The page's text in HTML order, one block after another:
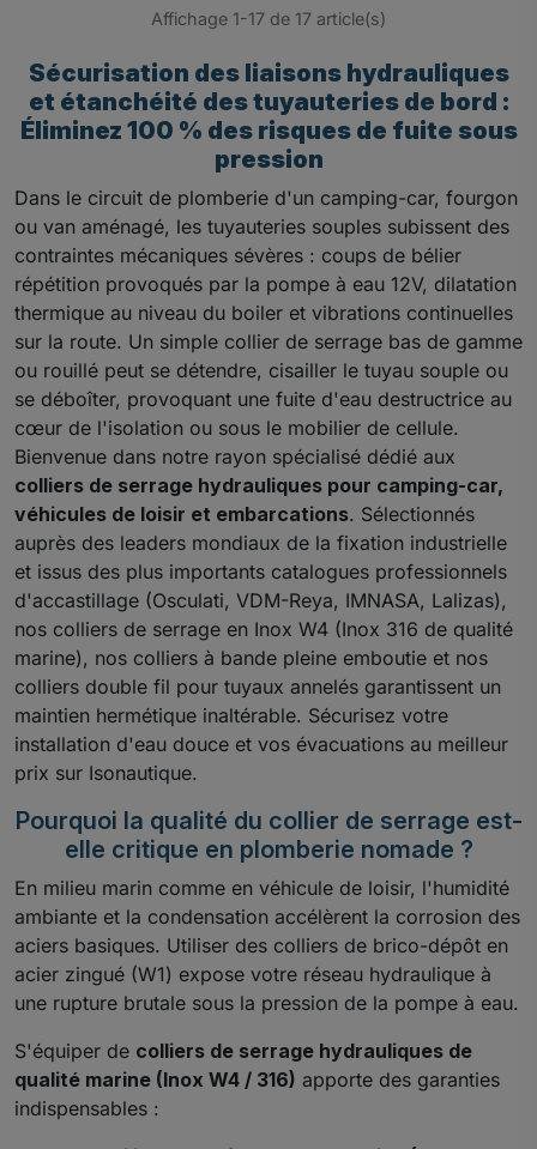
Affichage 1-17 de 17 article(s)
Sécurisation des liaisons hydrauliques
et étanchéité des tuyauteries de bord :
Éliminez 100 % des risques de fuite sous
pression
Dans le circuit de plomberie d'un camping-car, fourgon
ou van aménagé, les tuyauteries souples subissent des
contraintes mécaniques sévères : coups de bélier
répétition provoqués par la pompe à eau 12V, dilatation
thermique au niveau du boiler et vibrations continuelles
sur la route. Un simple collier de serrage bas de gamme
ou rouillé peut se détendre, cisailler le tuyau souple ou
se déboîter, provoquant une fuite d'eau destructrice au
cœur de l'isolation ou sous le mobilier de cellule.
Bienvenue dans notre rayon spécialisé dédié aux
colliers de serrage hydrauliques pour camping-car,
véhicules de loisir et embarcations. Sélectionnés
auprès des leaders mondiaux de la fixation industrielle
et issus des plus importants catalogues professionnels
d'accastillage (Osculati, VDM-Reya, IMNASA, Lalizas),
nos colliers de serrage en Inox W4 (Inox 316 de qualité
marine), nos colliers à bande pleine emboutie et nos
colliers double fil pour tuyaux annelés garantissent un
maintien hermétique inaltérable. Sécurisez votre
installation d'eau douce et vos évacuations au meilleur
prix sur Isonautique.
Pourquoi la qualité du collier de serrage est-
elle critique en plomberie nomade ?
En milieu marin comme en véhicule de loisir, l'humidité
ambiante et la condensation accélèrent la corrosion des
aciers basiques. Utiliser des colliers de brico-dépôt en
acier zingué (W1) expose votre réseau hydraulique à
une rupture brutale sous la pression de la pompe à eau.
S'équiper de colliers de serrage hydrauliques de
qualité marine (Inox W4 / 316) apporte des garanties
indispensables :